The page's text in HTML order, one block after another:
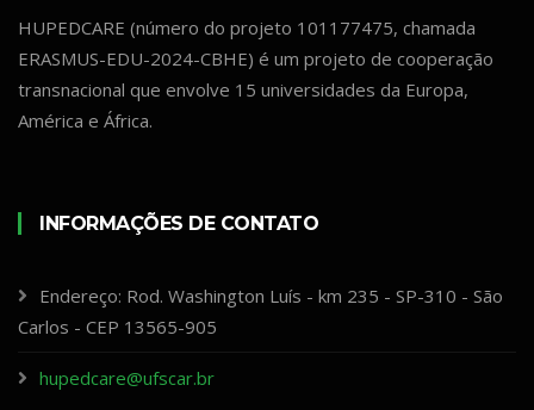
HUPEDCARE (número do projeto 101177475, chamada
ERASMUS-EDU-2024-CBHE) é um projeto de cooperação
transnacional que envolve 15 universidades da Europa,
América e África.
INFORMAÇÕES DE CONTATO
Endereço: Rod. Washington Luís - km 235 - SP-310 - São
Carlos - CEP 13565-905
hupedcare@ufscar.br